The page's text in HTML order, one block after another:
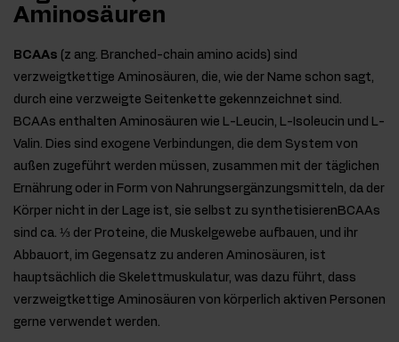
Aminosäuren
BCAAs (z ang. Branched-chain amino acids) sind
verzweigtkettige Aminosäuren, die, wie der Name schon sagt,
durch eine verzweigte Seitenkette gekennzeichnet sind.
BCAAs enthalten Aminosäuren wie L-Leucin, L-Isoleucin und L-
Valin. Dies sind exogene Verbindungen, die dem System von
außen zugeführt werden müssen, zusammen mit der täglichen
Ernährung oder in Form von Nahrungsergänzungsmitteln, da der
Körper nicht in der Lage ist, sie selbst zu synthetisierenBCAAs
sind ca. ⅓ der Proteine, die Muskelgewebe aufbauen, und ihr
Abbauort, im Gegensatz zu anderen Aminosäuren, ist
hauptsächlich die Skelettmuskulatur, was dazu führt, dass
verzweigtkettige Aminosäuren von körperlich aktiven Personen
gerne verwendet werden.